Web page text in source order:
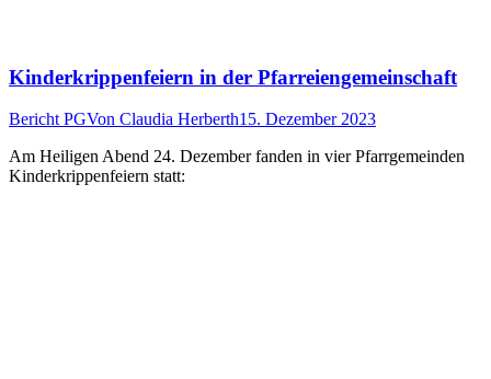
Kinderkrippenfeiern in der Pfarreiengemeinschaft
Bericht PGVon Claudia Herberth15. Dezember 2023
Am Heiligen Abend 24. Dezember fanden in vier Pfarrgemeinden
Kinderkrippenfeiern statt: